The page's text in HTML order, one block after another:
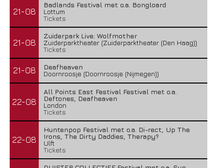
21-08
Badlands Festival met o.a. Bongloard
Lottum
Tickets
21-08
Zuiderpark Live: Wolfmother
Zuiderparktheater (Zuiderparktheater (Den Haag))
Tickets
21-08
Deafheaven
Doornroosje (Doornroosje (Nijmegen))
22-08
All Points East Festival Festival met o.a.
Deftones, Deafheaven
London
Tickets
22-08
Huntenpop Festival met o.a. Di-rect, Up The
Irons, The Dirty Daddies, Therapy?
Ulft
Tickets